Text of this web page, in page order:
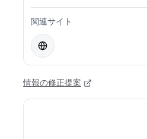
関連サイト
情報の修正提案